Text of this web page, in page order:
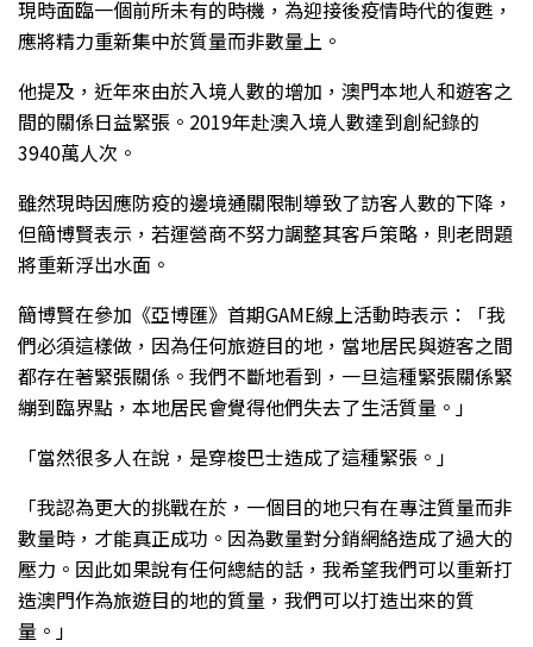
現時面臨一個前所未有的時機，為迎接後疫情時代的復甦，
應將精力重新集中於質量而非數量上。
他提及，近年來由於入境人數的增加，澳門本地人和遊客之
間的關係日益緊張。2019年赴澳入境人數達到創紀錄的
3940萬人次。
雖然現時因應防疫的邊境通關限制導致了訪客人數的下降，
但簡博賢表示，若運營商不努力調整其客戶策略，則老問題
將重新浮出水面。
簡博賢在參加《亞博匯》首期GAME線上活動時表示：「我
們必須這樣做，因為任何旅遊目的地，當地居民與遊客之間
都存在著緊張關係。我們不斷地看到，一旦這種緊張關係緊
繃到臨界點，本地居民會覺得他們失去了生活質量。」
「當然很多人在說，是穿梭巴士造成了這種緊張。」
「我認為更大的挑戰在於，一個目的地只有在專注質量而非
數量時，才能真正成功。因為數量對分銷網絡造成了過大的
壓力。因此如果說有任何總結的話，我希望我們可以重新打
造澳門作為旅遊目的地的質量，我們可以打造出來的質
量。」